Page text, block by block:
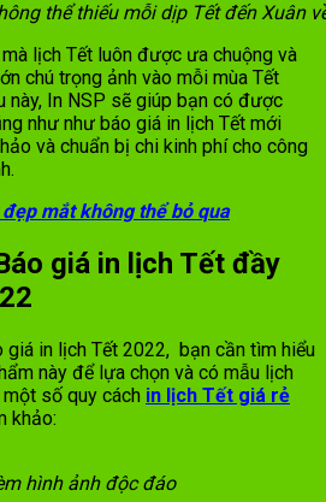
thể thiếu mỗi dịp Tết đến Xuân
lịch Tết luôn được ưa chuộng và
chú trọng ảnh vào mỗi mùa Tết
này, In NSP sẽ giúp bạn có được
như như báo giá in lịch Tết mới
và chuẩn bị chi kinh phí cho công
mắt không thể bỏ qua
giá in lịch Tết đầy
giá in lịch Tết 2022, bạn cần tìm hiểu
này để lựa chọn và có mẫu lịch
số quy cách in lịch Tết giá rẻ
khảo:
hình ảnh độc đáo